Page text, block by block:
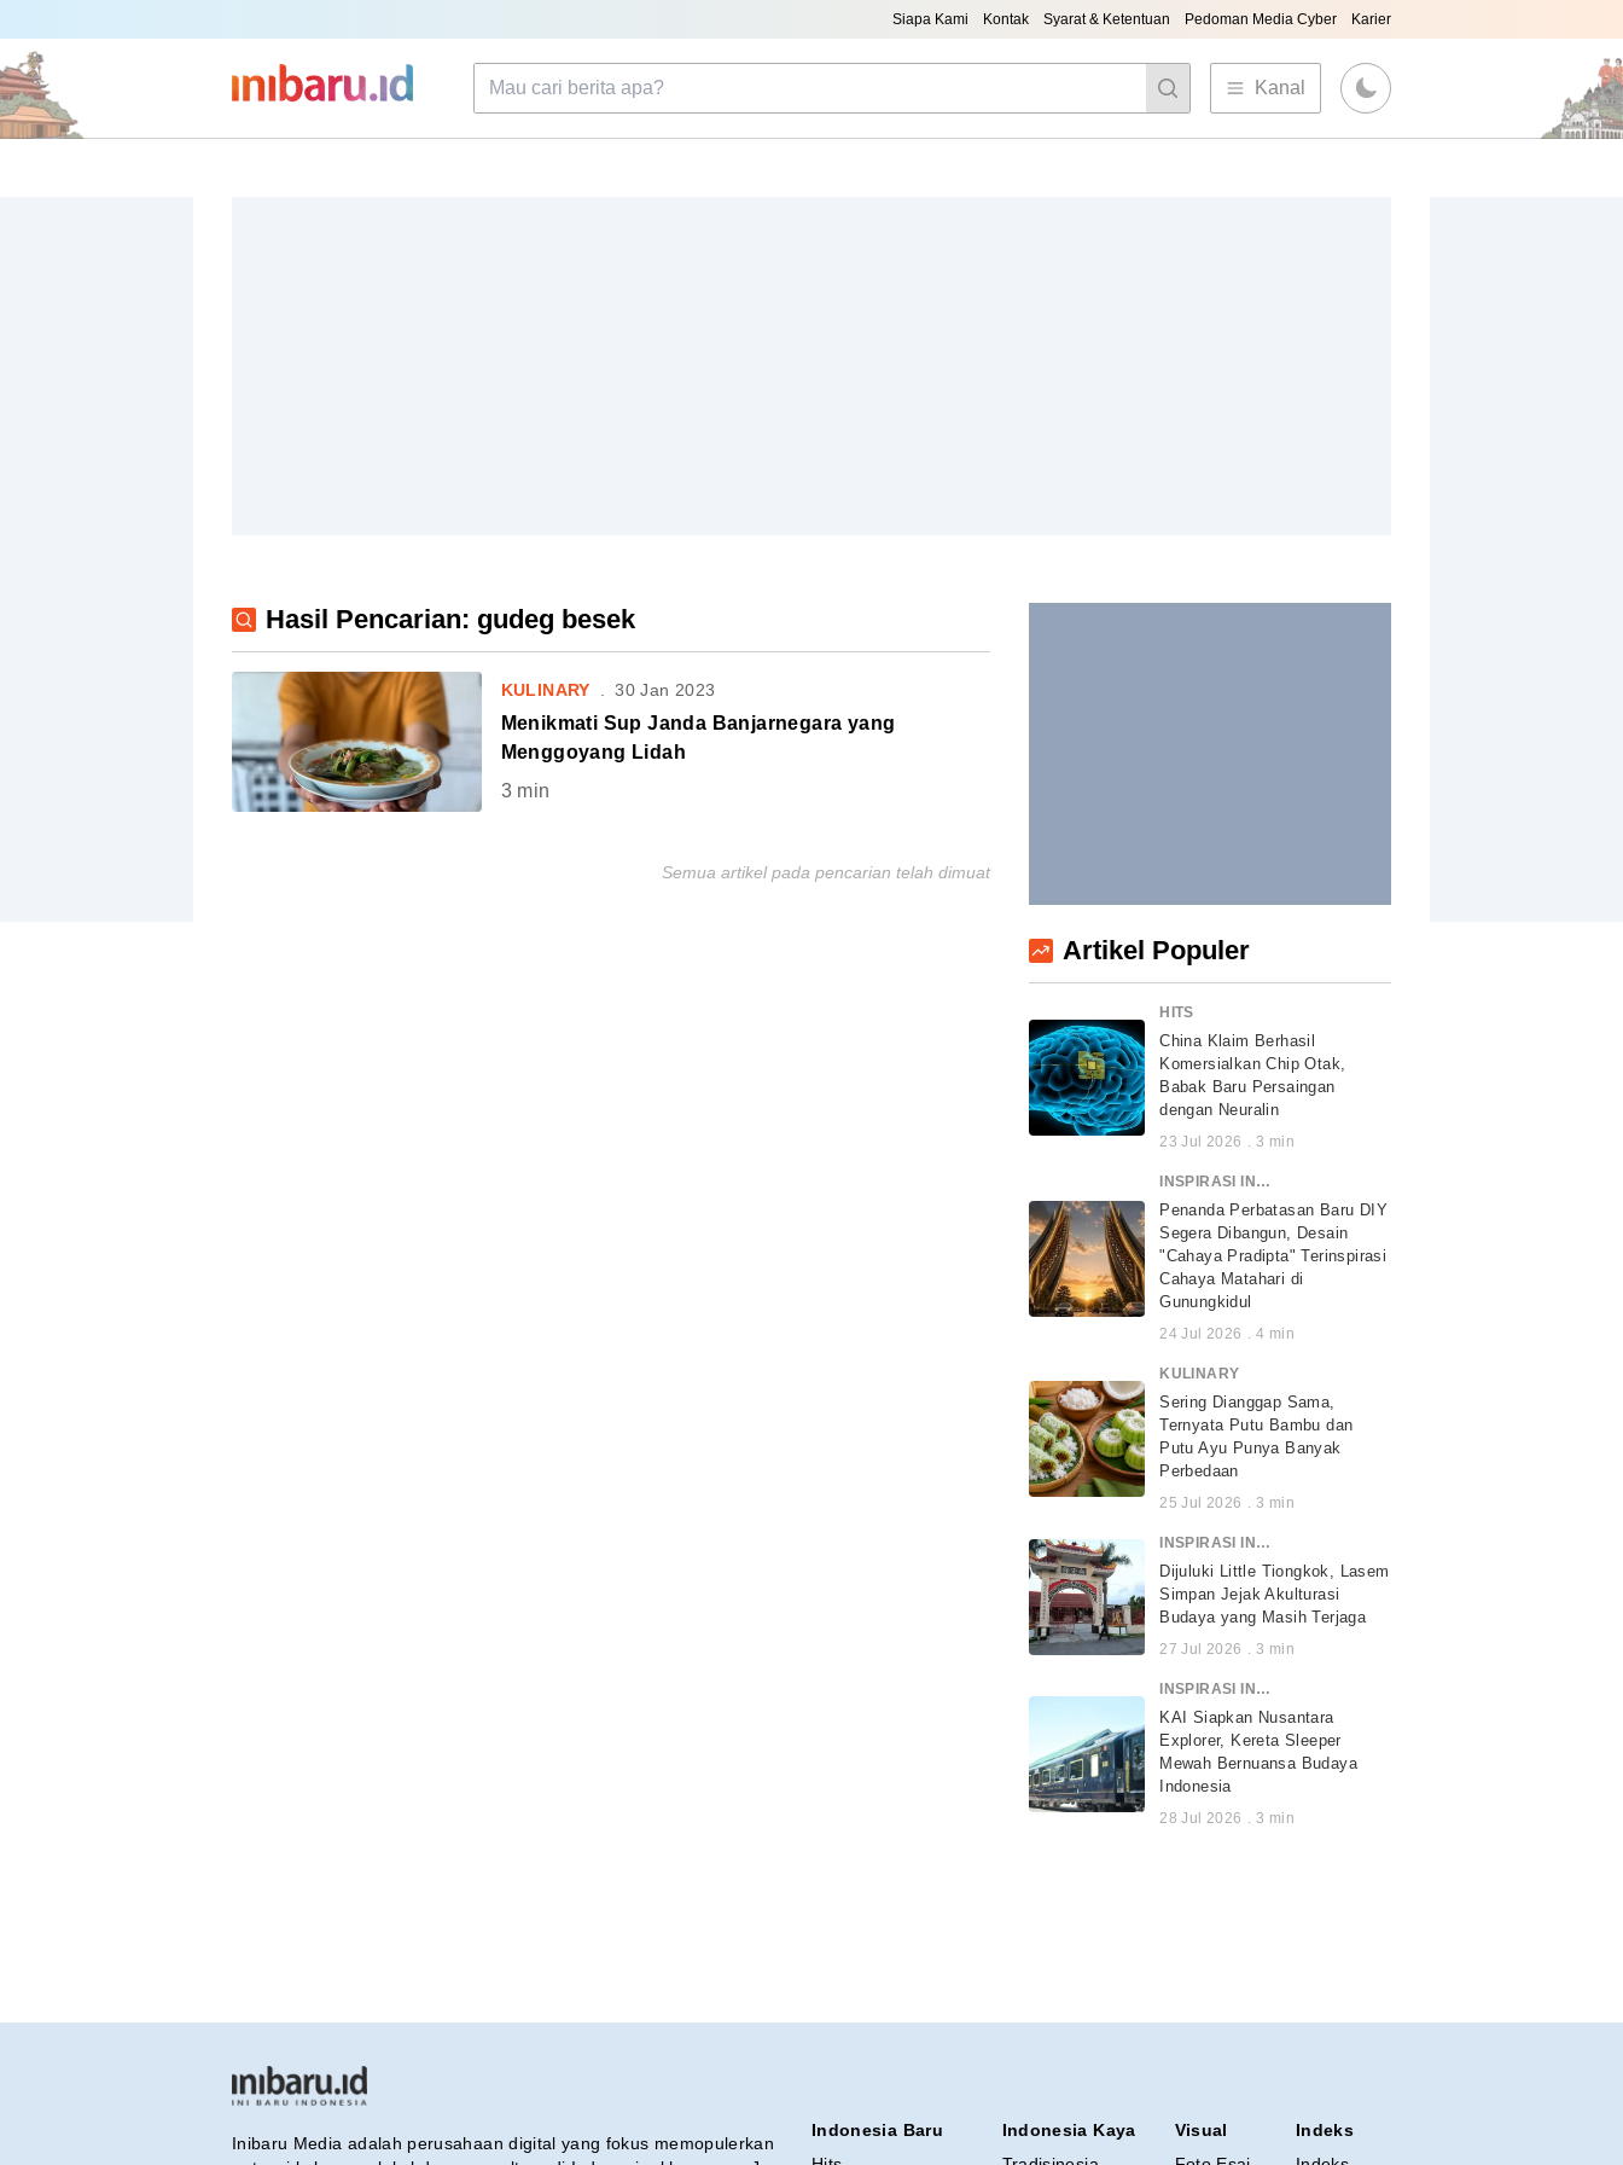
Siapa Kami Kontak Syarat & Ketentuan Pedoman Media Cyber Karier
Kanal
Hasil Pencarian: gudeg besek
KULINARY 30 Jan 2023
Menikmati Sup Janda Banjarnegara yang
Menggoyang Lidah
3min
Semua artikel pada pencarian telah dimuat
Artikel Populer
HITS
China Klaim Berhasil
Komersialkan Chip Otak,
Babak Baru Persaingan
dengan Neuralin
23 Jul 2026 . 3 min
INSPIRASI INDONESIA
Penanda Perbatasan Baru DIY
Segera Dibangun, Desain
"Cahaya Pradipta" Terinspirasi
Cahaya Matahari di
Gunungkidul
24 Jul 2026 . 4 min
KULINARY
Sering Dianggap Sama,
Ternyata Putu Bambu dan
Putu Ayu Punya Banyak
Perbedaan
25 Jul 2026 . 3 min
INSPIRASI INDONESIA
Dijuluki Little Tiongkok, Lasem
Simpan Jejak Akulturasi
Budaya yang Masih Terjaga
27 Jul 2026 . 3 min
INSPIRASI INDONESIA
KAI Siapkan Nusantara
Explorer, Kereta Sleeper
Mewah Bernuansa Budaya
Indonesia
28 Jul 2026 . 3 min
Inibaru Media adalah perusahaan digital yang fokus memopulerkan
Indonesia Baru
Indonesia Kaya
Visual
Indeks